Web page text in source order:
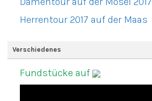
Herrentour 2017 auf der Maas
Verschiedenes
Fundstücke auf